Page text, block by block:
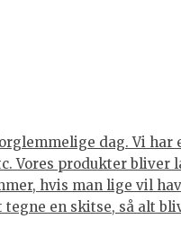
dag. Vi
Vores produkter bliver
hvis man lige vil
en skitse, så alt